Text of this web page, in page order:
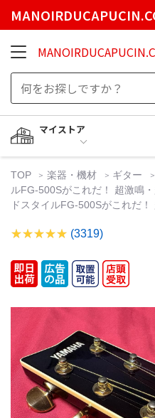
マイストア
TOP 楽器・機材 ギター
ルFG-500Sがこれだ！ 超激鳴
ドスタイルFG-500Sがこれだ！
(3319)